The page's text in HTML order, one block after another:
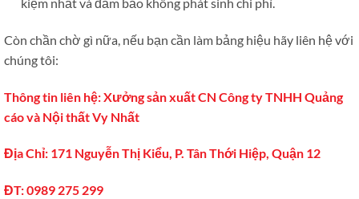
Còn chần chờ gì nữa, nếu bạn cần làm bảng hiệu hãy liên hệ với
chúng tôi:
Thông tin liên hệ: Xưởng sản xuất CN Công ty TNHH Quảng
cáo và Nội thất Vy Nhất
Địa Chỉ: 171 Nguyễn Thị Kiểu, P. Tân Thới Hiệp, Quận 12
ĐT: 0989 275 299